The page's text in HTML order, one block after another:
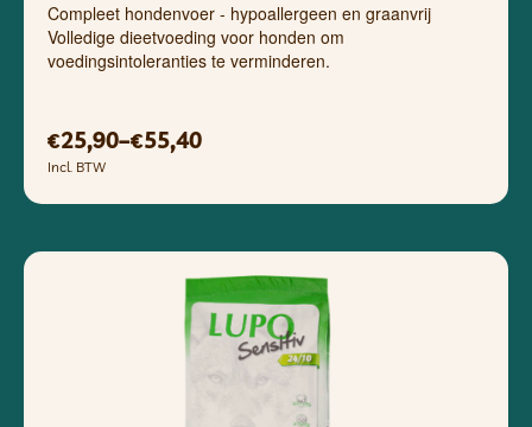
Compleet hondenvoer - hypoallergeen en graanvrij
Volledige dieetvoeding voor honden om
voedingsintoleranties te verminderen.
€25,90–€55,40
Incl. BTW